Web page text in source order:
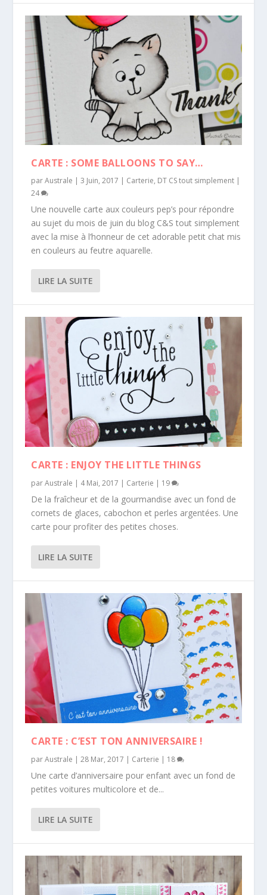
CARTE : SOME BALLOONS TO SAY…
parAustrale |3 Juin, 2017 | Carterie, DT CS tout simplement |
24
Une nouvelle carte aux couleurs pep’s pour répondre
au sujet du mois de juin du blog C&S tout simplement
avec la mise à l’honneur de cet adorable petit chat mis
en couleurs au feutre aquarelle.
LIRE LA SUITE
CARTE : ENJOY THE LITTLE THINGS
parAustrale | 4 Mai, 2017 | Carterie | 19
De la fraîcheur et de la gourmandise avec un fond de
cornets de glaces, cabochon et perles argentées. Une
carte pour profiter des petites choses.
LIRE LA SUITE
CARTE : C’EST TON ANNIVERSAIRE !
parAustrale |28 Mar, 2017 | Carterie | 18
Une carte d’anniversaire pour enfant avec un fond de
petites voitures multicolore et de...
LIRE LA SUITE